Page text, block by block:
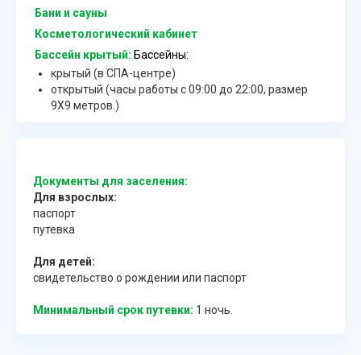
Бани и сауны
Косметологический кабинет
Бассейн крытый: Бассейны:
крытый (в СПА-центре)
открытый (часы работы с 09:00 до 22:00, размер
9Х9 метров.)
Документы для заселения:
Для взрослых:
паспорт
путевка
Для детей:
свидетельство о рождении или паспорт
Минимальный срок путевки: 1 ночь.